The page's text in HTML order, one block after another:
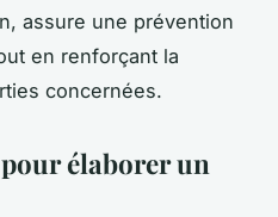
assure une prévention
en renforçant la
concernées.
élaborer un